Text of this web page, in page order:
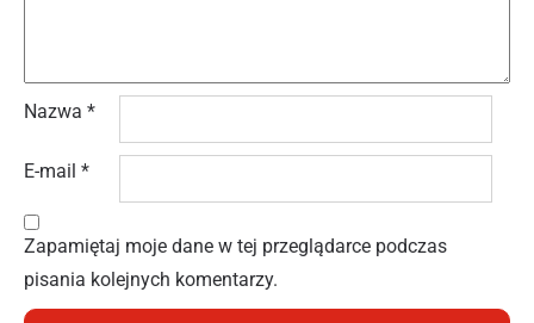
Nazwa *
E-mail *
Zapamiętaj moje dane w tej przeglądarce podczas
pisania kolejnych komentarzy.